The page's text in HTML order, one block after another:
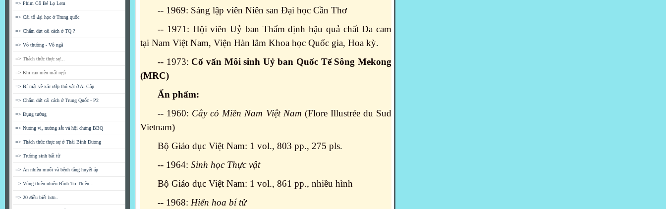
=> Phim Cô Bé Lọ Lem
=> Cải tổ đại học ở Trung quốc
=> Chấm dứt cải cách ở TQ ?
=> Vô thường - Vô ngã
=> Thách thức thực sự...
=> Khi cao niên mất ngủ
=> Bí mật về xác ướp thú vật ở Ai Cập
=> Chấm dứt cải cách ở Trung Quốc - P2
=> Đụng tường
=> Nướng vỉ, nướng sắt và hội chứng BBQ
=> Thách thức thực sự ở Thái Bình Dương
=> Trường sinh bất tử
=> Ăn nhiều muối và bệnh tăng huyết áp
=> Vùng thiên nhiên Bình Trị Thiên...
=> 20 điều biết hơn..
-- 1969: Sáng lập viên Niên san Đại học Cần Thơ
-- 1971: Hội viên Uỷ ban Thẩm định hậu quả chất Da cam
tại Nam Việt Nam, Viện Hàn lâm Khoa học Quốc gia, Hoa kỳ.
-- 1973: Cố vấn Môi sinh Uỷ ban Quốc Tế Sông Mekong
(MRC)
Ấn phẩm:
-- 1960: Cây cỏ Miền Nam Việt Nam (Flore Illustrée du Sud
Vietnam)
Bộ Giáo dục Việt Nam: 1 vol., 803 pp., 275 pls.
-- 1964: Sinh học Thực vật
Bộ Giáo dục Việt Nam: 1 vol., 861 pp., nhiều hình
-- 1968: Hiển hoa bí tử